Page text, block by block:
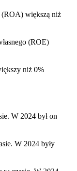
(ROA) większą niż
(ROE)
niż 0%
W 2024 był on
W 2024 były